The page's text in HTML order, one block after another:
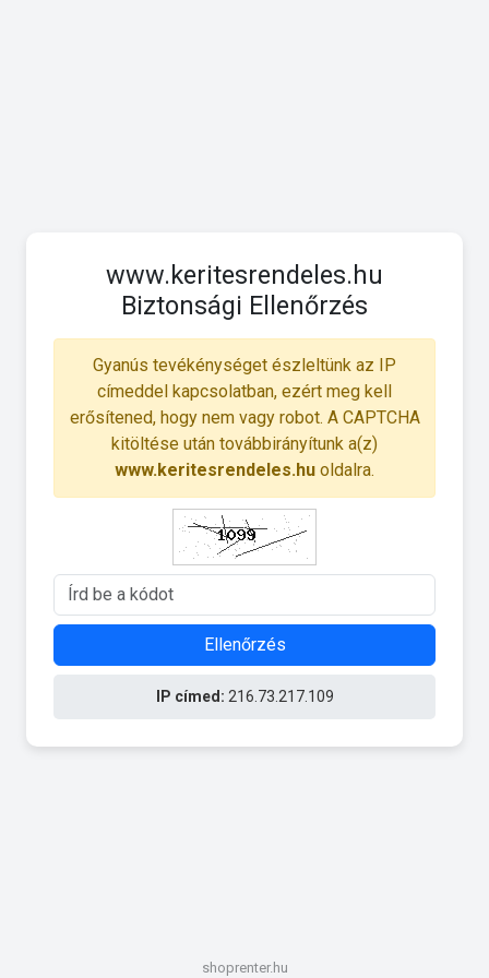
www.keritesrendeles.hu
Biztonsági Ellenőrzés
Gyanús tevékénységet észleltünk az IP
címeddel kapcsolatban, ezért meg kell
erősítened, hogy nem vagy robot. A CAPTCHA
kitöltése után továbbirányítunk a(z)
www.keritesrendeles.hu oldalra.
Ellenőrzés
IP címed: 216.73.217.109
shoprenter.hu